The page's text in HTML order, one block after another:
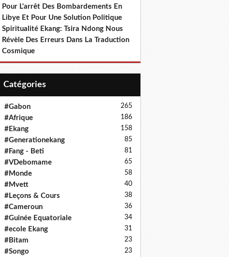
Pour L'arrêt Des Bombardements En
Libye Et Pour Une Solution Politique
Spiritualité Ekang: Tsira Ndong Nous
Révèle Des Erreurs Dans La Traduction
Cosmique
Catégories
#Gabon 265
#Afrique 186
#Ekang 158
#Generationekang 85
#Fang - Beti 81
#VDebomame 65
#Monde 58
#Mvett 40
#Leçons & Cours 38
#Cameroun 36
#Guinée Equatoriale 34
#ecole Ekang 31
#Bitam 23
#Songo 23